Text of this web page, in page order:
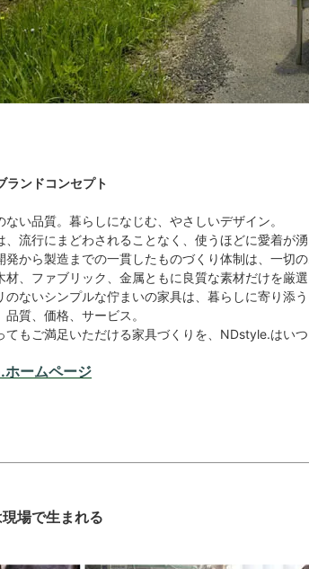
ランドコンセプト
い品質。暮らしになじむ、やさしいデザイン。
流行にまどわされることなく、使うほどに愛着が
から製造までの一貫したものづくり体制は、一切
、ファブリック、金属ともに良質な素材だけを厳選
ないシンプルな佇まいの家具は、暮らしに寄り添う
質、価格、サービス。
もご満足いただける家具づくりを、NDstyle.はいつ
ームページ
場で生まれる